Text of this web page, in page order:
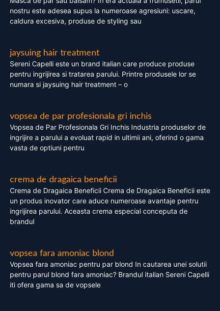
nostru este adesea supus la numeroase agresiuni: uscare,
caldura excesiva, produse de styling sau
jaysuing hair treatment
Sereni Capelli este un brand italian care produce produse
pentru ingrijirea si tratarea parului. Printre produsele lor se
numara si jaysuing hair treatment – o
vopsea de par profesionala gri inchis
Vopsea de Par Profesionala Gri Inchis Industria produselor de
ingrijire a parului a evoluat rapid in ultimii ani, oferind o gama
vasta de optiuni pentru
crema de dragaica beneficii
Crema de Dragaica Beneficii Crema de Dragaica Beneficii este
un produs inovator care aduce numeroase avantaje pentru
ingrijirea parului. Aceasta crema especial conceputa de
brandul
vopsea fara amoniac blond
Vopsea fara amoniac pentru par blond In cautarea unei solutii
pentru parul blond fara amoniac? Brandul italian Sereni Capelli
iti ofera gama sa de vopsele